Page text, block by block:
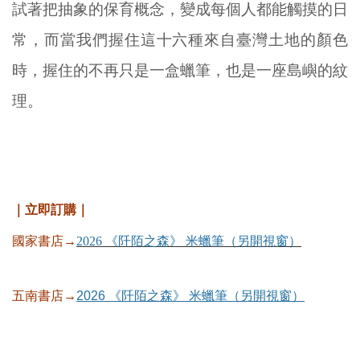
試著把抽象的保育概念，變成每個人都能觸摸的日
常，而當我們握住這十六種來自臺灣土地的顏色
時，握住的不再只是一盒蠟筆，也是一座島嶼的紋
理。
｜立即訂購｜
國家書店→ 2026 《阡陌之森》 米蠟筆 （另開視窗）
五南書店→ 2026 《阡陌之森》 米蠟筆（另開視窗）